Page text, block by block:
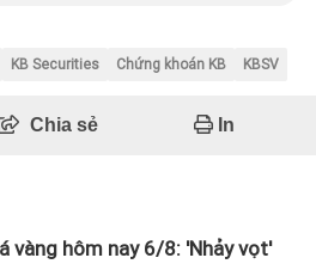
KB Securities Chứng khoán KB KBSV
Chia sẻ In
vàng hôm nay 6/8: 'Nhảy vọt'